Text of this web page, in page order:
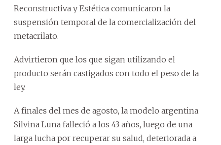
Reconstructiva y Estética comunicaron la
suspensión temporal de la comercialización del
metacrilato.
Advirtieron que los que sigan utilizando el
producto serán castigados con todo el peso de la
ley.
A finales del mes de agosto, la modelo argentina
Silvina Luna falleció a los 43 años, luego de una
larga lucha por recuperar su salud, deteriorada a